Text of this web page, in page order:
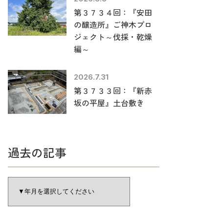
第３７３４回：『安田
の醸造所』ご神木プロ
ジェクト～伐採・乾燥
編～
2026.7.31
第３７３３回：『新赤
坂の平屋』土台敷き
過去の記事